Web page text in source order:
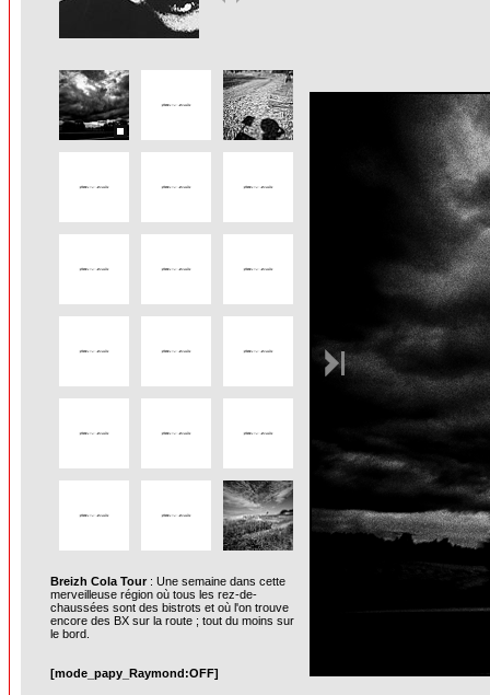
Breizh Cola Tour: Une semaine dans cette
merveilleuse région où tous les rez-de-
chaussées sont des bistrots et où l'on trouve
encore des BX sur la route ; tout du moins sur
le bord.
[mode_papy_Raymond:OFF]